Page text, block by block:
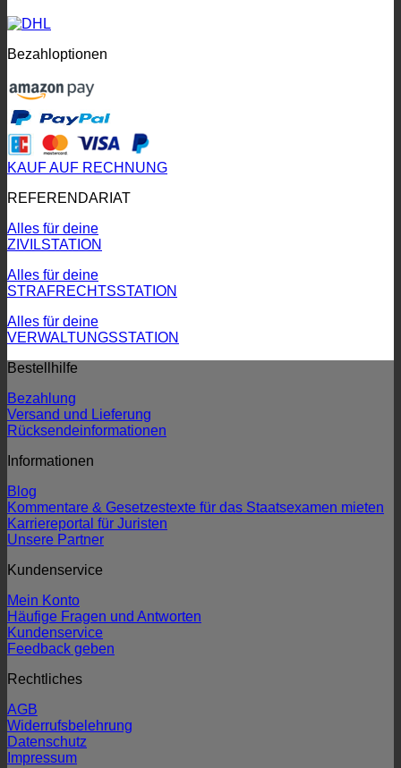
Bezahloptionen
KAUF AUF RECHNUNG
REFERENDARIAT
Alles für deine
ZIVILSTATION
Alles für deine
STRAFRECHTSSTATION
Alles für deine
VERWALTUNGSSTATION
Bestellhilfe
Bezahlung
Versand und Lieferung
Rücksendeinformationen
Informationen
Blog
Kommentare & Gesetzestexte für das Staatsexamen mieten
Karriereportal für Juristen
Unsere Partner
Kundenservice
Mein Konto
Häufige Fragen und Antworten
Kundenservice
Feedback geben
Rechtliches
AGB
Widerrufsbelehrung
Datenschutz
Impressum